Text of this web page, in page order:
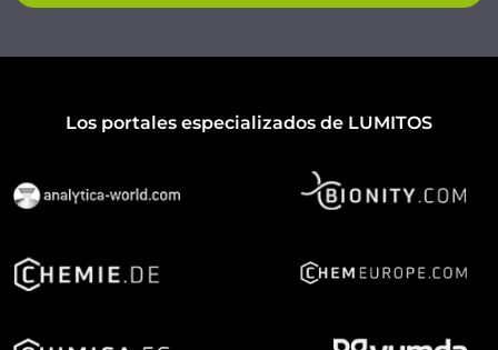
Los portales especializados de LUMITOS